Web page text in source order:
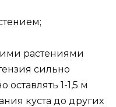
растениями
сильно
оставлять 1-1,5 м
куста до других